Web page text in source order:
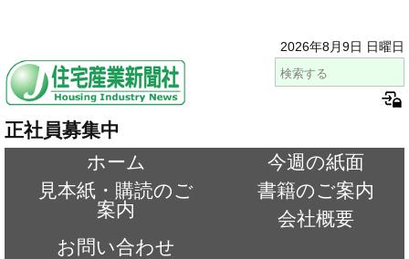
2026年8月9日 日曜日
正社員募集中
ホーム
今週の紙面
見本紙・購読のご
案内
書籍のご案内
会社概要
お問い合わせ